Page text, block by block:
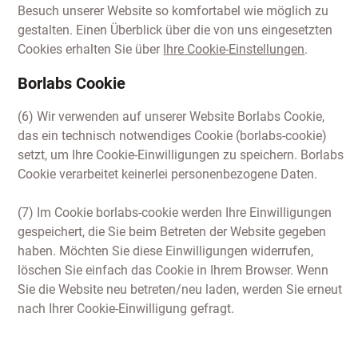
Besuch unserer Website so komfortabel wie möglich zu
gestalten. Einen Überblick über die von uns eingesetzten
Cookies erhalten Sie überIhre Cookie-Einstellungen.
Borlabs Cookie
(6) Wir verwenden auf unserer Website Borlabs Cookie,
das ein technisch notwendiges Cookie (borlabs-cookie)
setzt, um Ihre Cookie-Einwilligungen zu speichern. Borlabs
Cookie verarbeitet keinerlei personenbezogene Daten.
(7) Im Cookie borlabs-cookie werden Ihre Einwilligungen
gespeichert, die Sie beim Betreten der Website gegeben
haben. Möchten Sie diese Einwilligungen widerrufen,
löschen Sie einfach das Cookie in Ihrem Browser. Wenn
Sie die Website neu betreten/neu laden, werden Sie erneut
nach Ihrer Cookie-Einwilligung gefragt.